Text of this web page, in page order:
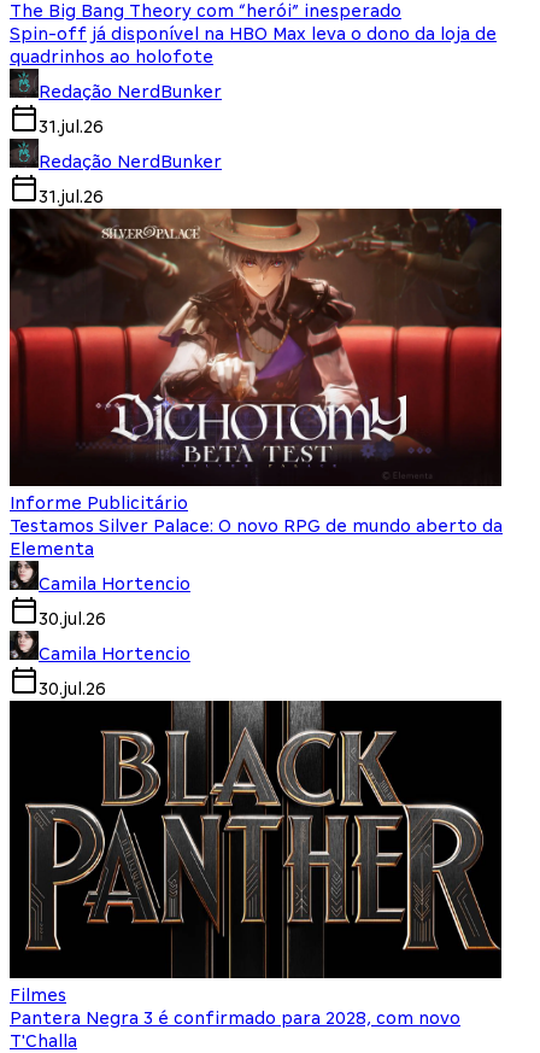
The Big Bang Theory com “herói” inesperado
Spin-off já disponível na HBO Max leva o dono da loja de
quadrinhos ao holofote
Redação NerdBunker
31.jul.26
Redação NerdBunker
31.jul.26
Informe Publicitário
Testamos Silver Palace: O novo RPG de mundo aberto da
Elementa
Camila Hortencio
30.jul.26
Camila Hortencio
30.jul.26
Filmes
Pantera Negra 3 é confirmado para 2028, com novo
T'Challa